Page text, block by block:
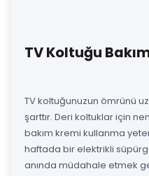
TV Koltuğu
TV koltuğunuzun ömrünü
şarttır. Deri koltuklar için
bakım kremi kullanma
haftada bir elektrikli
anında müdahale etmek